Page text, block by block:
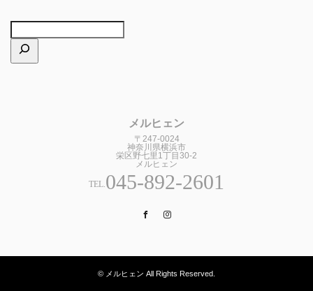
メルヒェン
〒247-0024
神奈川県横浜市
栄区野七里1丁目30-2
メルヒェン
TEL.045-892-2601
Facebook
© メルヒェン All Rights Reserved.